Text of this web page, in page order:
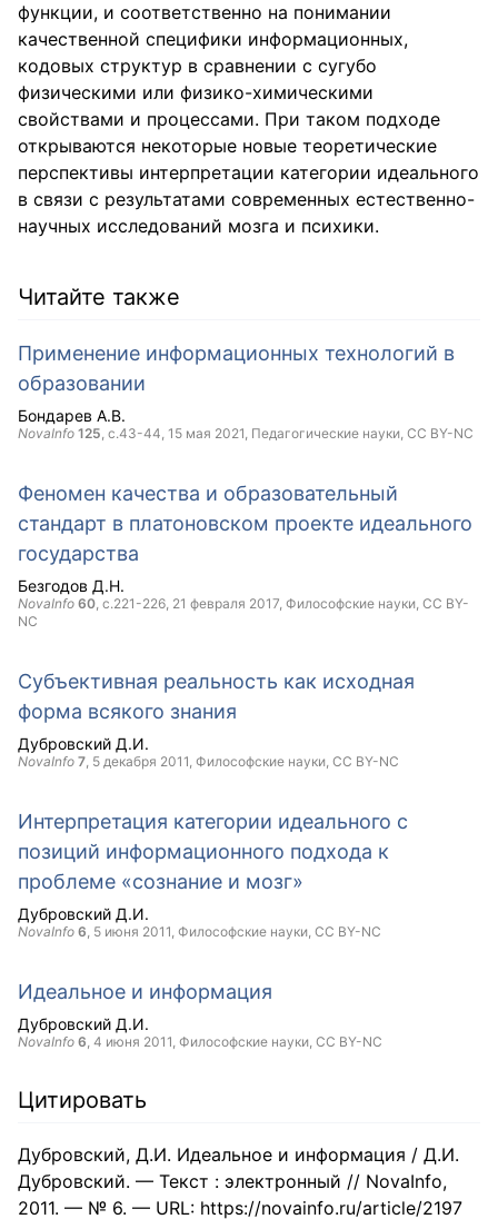
функции, и соответственно на понимании
качественной специфики информационных,
кодовых структур в сравнении с сугубо
физическими или физико-химическими
свойствами и процессами. При таком подходе
открываются некоторые новые теоретические
перспективы интерпретации категории идеального
в связи с результатами современных естественно-
научных исследований мозга и психики.
Читайте также
Применение информационных технологий в
образовании
Бондарев А.В.
NovaInfo 125, с.43-44, 15 мая 2021, Педагогические науки, CC BY-NC
Феномен качества и образовательный
стандарт в платоновском проекте идеального
государства
Безгодов Д.Н.
NovaInfo 60, с.221-226, 21 февраля 2017, Философские науки, CC BY-
NC
Субъективная реальность как исходная
форма всякого знания
Дубровский Д.И.
NovaInfo 7, 5 декабря 2011, Философские науки, CC BY-NC
Интерпретация категории идеального с
позиций информационного подхода к
проблеме «сознание и мозг»
Дубровский Д.И.
NovaInfo 6, 5 июня 2011, Философские науки, CC BY-NC
Идеальное и информация
Дубровский Д.И.
NovaInfo 6, 4 июня 2011, Философские науки, CC BY-NC
Цитировать
Дубровский, Д.И. Идеальное и информация / Д.И.
Дубровский. — Текст : электронный // NovaInfo,
2011. — № 6. — URL: https://novainfo.ru/article/2197